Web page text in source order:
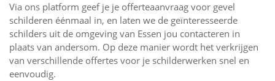
Via ons platform geef je je offerteaanvraag voor gevel
schilderen éénmaal in, en laten we de geïnteresseerde
schilders uit de omgeving van Essen jou contacteren in
plaats van andersom. Op deze manier wordt het verkrijgen
van verschillende offertes voor je schilderwerken snel en
eenvoudig.